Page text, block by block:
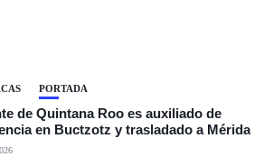
PORTADA
de Quintana Roo es auxiliado de
en Buctzotz y trasladado a Mérida